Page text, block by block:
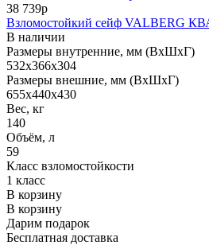
38 739р
Взломостойкий сейф VALBERG
В наличии
Размеры внутренние, мм (ВхШхГ)
532x366x304
Размеры внешние, мм (ВхШхГ)
655x440x430
Вес, кг
140
Объём, л
59
Класс взломостойкости
1 класс
В корзину
В корзину
Дарим подарок
Бесплатная доставка